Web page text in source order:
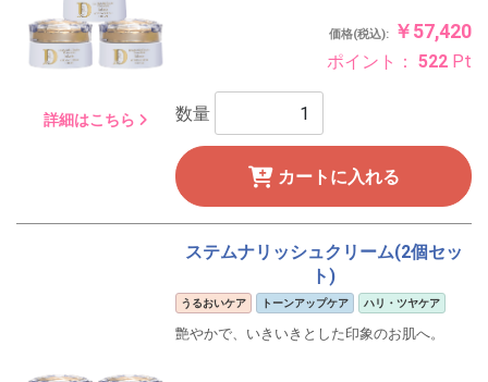
詳細はこちら
価格(税込):￥57,420
ポイント： 522Pt
数量
カートに入れる
ステムナリッシュクリーム(2個セッ
ト)
うるおいケア トーンアップケア ハリ・ツヤケア
艶やかで、いきいきとした印象のお肌へ。